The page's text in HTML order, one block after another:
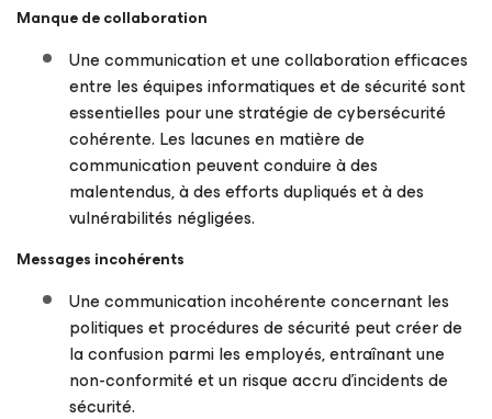
Manque de collaboration
Une communication et une collaboration efficaces
entre les équipes informatiques et de sécurité sont
essentielles pour une stratégie de cybersécurité
cohérente. Les lacunes en matière de
communication peuvent conduire à des
malentendus, à des efforts dupliqués et à des
vulnérabilités négligées.
Messages incohérents
Une communication incohérente concernant les
politiques et procédures de sécurité peut créer de
la confusion parmi les employés, entraînant une
non-conformité et un risque accru d’incidents de
sécurité.